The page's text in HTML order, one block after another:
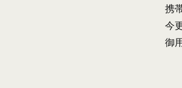
携
今
御